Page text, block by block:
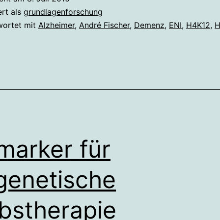
Altersdemenz
gefunden
als grundlagenforschung
mit Alzheimer, André Fischer, Demenz, ENI, H4K12,
für